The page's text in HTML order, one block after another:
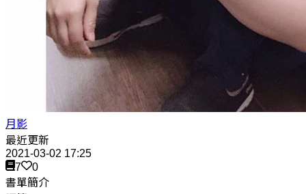
月影
最近更新
2021-03-02 17:25
7
0
書單簡介